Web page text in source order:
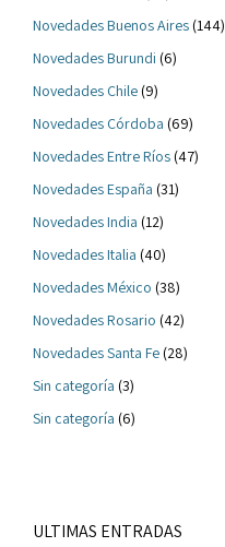
Novedades Buenos Aires (144)
Novedades Burundi (6)
Novedades Chile (9)
Novedades Córdoba (69)
Novedades Entre Ríos (47)
Novedades España (31)
Novedades India (12)
Novedades Italia (40)
Novedades México (38)
Novedades Rosario (42)
Novedades Santa Fe (28)
Sin categoría (3)
Sin categoría (6)
ULTIMAS ENTRADAS